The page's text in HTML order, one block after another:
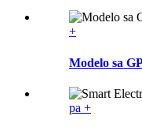
+
Modelo sa
pa +